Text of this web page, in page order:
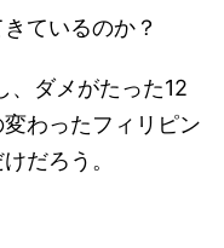
ているのか？
、ダメがたった12
わったフィリピン
だろう。